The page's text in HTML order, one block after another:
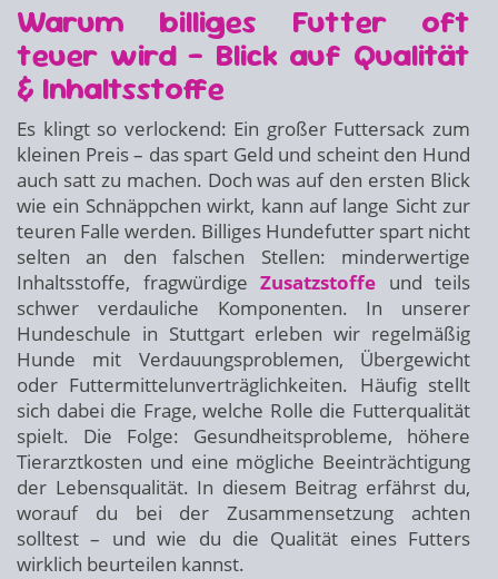
Warum billiges Futter oft
teuer wird – Blick auf Qualität
& Inhaltsstoffe
Es klingt so verlockend: Ein großer Futtersack zum
kleinen Preis – das spart Geld und scheint den Hund
auch satt zu machen. Doch was auf den ersten Blick
wie ein Schnäppchen wirkt, kann auf lange Sicht zur
teuren Falle werden. Billiges Hundefutter spart nicht
selten an den falschen Stellen: minderwertige
Inhaltsstoffe, fragwürdige Zusatzstoffe und teils
schwer verdauliche Komponenten. In unserer
Hundeschule in Stuttgart erleben wir regelmäßig
Hunde mit Verdauungsproblemen, Übergewicht
oder Futtermittelunverträglichkeiten. Häufig stellt
sich dabei die Frage, welche Rolle die Futterqualität
spielt. Die Folge: Gesundheitsprobleme, höhere
Tierarztkosten und eine mögliche Beeinträchtigung
der Lebensqualität. In diesem Beitrag erfährst du,
worauf du bei der Zusammensetzung achten
solltest – und wie du die Qualität eines Futters
wirklich beurteilen kannst.